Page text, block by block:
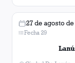
27 de agosto de
Fecha 29